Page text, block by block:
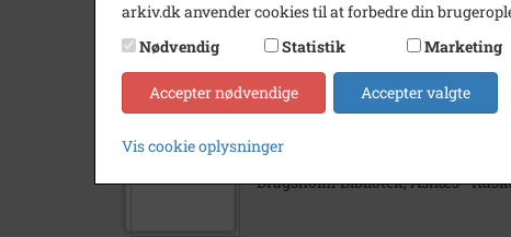
1995
1993
Dragsholm Bibliotek, Asnæs -
arkiv.dk anvender cookies til at forbedre din
Nødvendig
Statistik Marketing
Accepter nødvendige Accepter valgte
Vis cookie oplysninger